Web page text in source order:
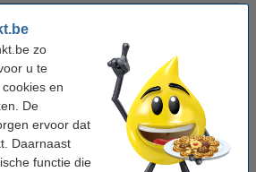
zo
u te
en
De
ervoor dat
Daarnaast
functie die
A5 met 5 tabs (17-gaats)
A5 17-gaats 80 micron (100
cursusblok A5 gelijnd 60 g/m² 150